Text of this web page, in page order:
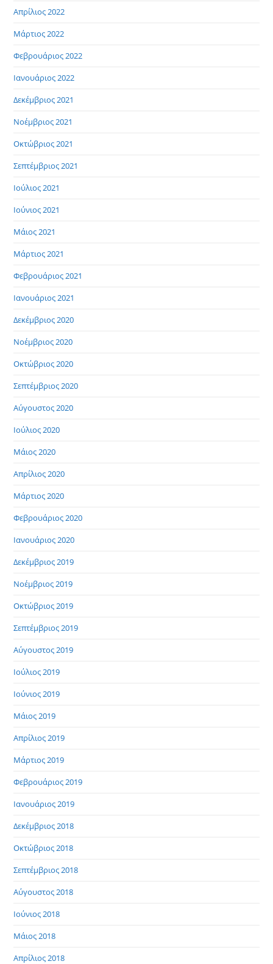
Απρίλιος 2022
Μάρτιος 2022
Φεβρουάριος 2022
Ιανουάριος 2022
Δεκέμβριος 2021
Νοέμβριος 2021
Οκτώβριος 2021
Σεπτέμβριος 2021
Ιούλιος 2021
Ιούνιος 2021
Μάιος 2021
Μάρτιος 2021
Φεβρουάριος 2021
Ιανουάριος 2021
Δεκέμβριος 2020
Νοέμβριος 2020
Οκτώβριος 2020
Σεπτέμβριος 2020
Αύγουστος 2020
Ιούλιος 2020
Μάιος 2020
Απρίλιος 2020
Μάρτιος 2020
Φεβρουάριος 2020
Ιανουάριος 2020
Δεκέμβριος 2019
Νοέμβριος 2019
Οκτώβριος 2019
Σεπτέμβριος 2019
Αύγουστος 2019
Ιούλιος 2019
Ιούνιος 2019
Μάιος 2019
Απρίλιος 2019
Μάρτιος 2019
Φεβρουάριος 2019
Ιανουάριος 2019
Δεκέμβριος 2018
Οκτώβριος 2018
Σεπτέμβριος 2018
Αύγουστος 2018
Ιούνιος 2018
Μάιος 2018
Απρίλιος 2018